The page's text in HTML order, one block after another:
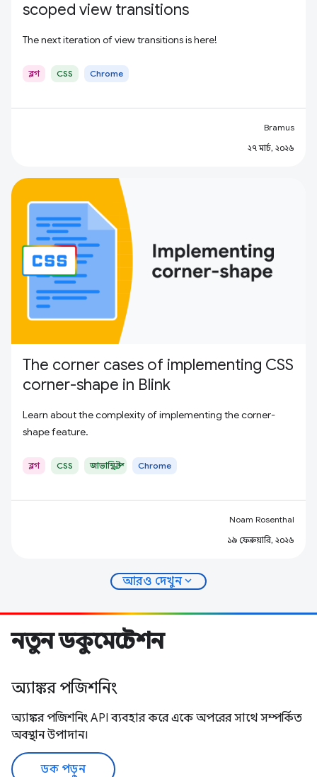
scoped view transitions
The next iteration of view transitions is here!
ব্লগ CSS Chrome
Bramus
২৭ মার্চ, ২০২৬
The corner cases of implementing CSS
corner-shape in Blink
Learn about the complexity of implementing the corner-
shape feature.
ব্লগ CSS জাভাস্ক্রিপ্ট Chrome
Noam Rosenthal
১৯ ফেব্রুয়ারি, ২০২৬
আরও দেখুনexpand_more
নতুন ডকুমেন্টেশন
অ্যাঙ্কর পজিশনিং
অ্যাঙ্কর পজিশনিং API ব্যবহার করে একে অপরের সাথে সম্পর্কিত
অবস্থান উপাদান।
ডক পড়ুন